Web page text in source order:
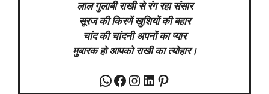
लाल गुलाबी राखी से रंग रहा संसार
सूरज की किरणें खुशियों की बहार
चांद की चांदनी अपनों का प्यार
मुबारक हो आपको राखी का त्योहार।
WhatsApp
Facebook
Instagram
LinkedIn
Pinterest